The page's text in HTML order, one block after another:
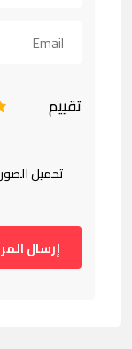
تقييم
تحميل الصور